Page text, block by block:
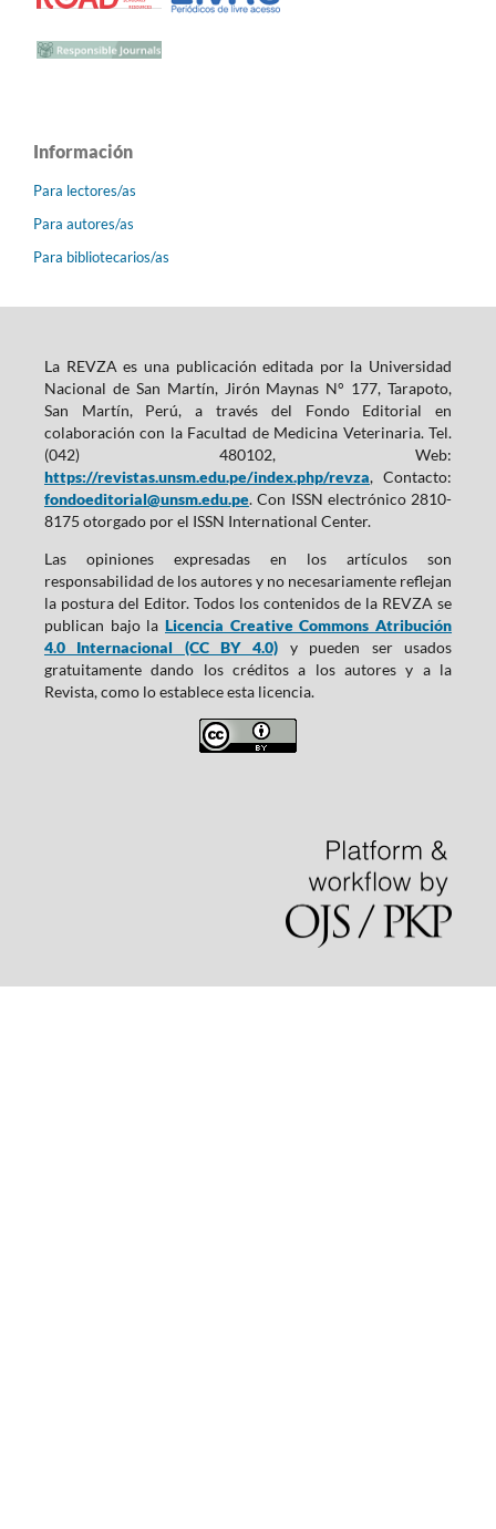
Información
Para lectores/as
Para autores/as
Para bibliotecarios/as
La REVZA es una publicación editada por la Universidad
Nacional de San Martín, Jirón Maynas N° 177, Tarapoto,
San Martín, Perú, a través del Fondo Editorial en
colaboración con la Facultad de Medicina Veterinaria. Tel.
(042) 480102, Web:
https://revistas.unsm.edu.pe/index.php/revza, Contacto:
fondoeditorial@unsm.edu.pe. Con ISSN electrónico 2810-
8175 otorgado por el ISSN International Center.
Las opiniones expresadas en los artículos son
responsabilidad de los autores y no necesariamente reflejan
la postura del Editor. Todos los contenidos de la REVZA se
publican bajo la Licencia Creative Commons Atribución
4.0 Internacional (CC BY 4.0) y pueden ser usados
gratuitamente dando los créditos a los autores y a la
Revista, como lo establece esta licencia.